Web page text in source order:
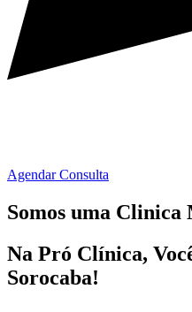
Agendar Consulta
Somos uma
Na Pró Clínica,
Sorocaba!